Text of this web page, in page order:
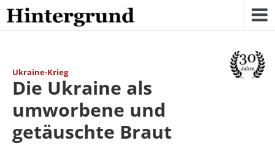
Skip
to
content
Ukraine-Krieg
Die Ukraine als
umworbene und
getäuschte Braut